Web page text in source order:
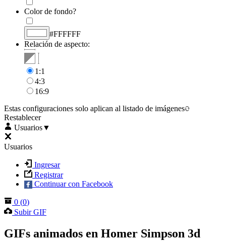
Color de fondo?
#FFFFFF
Relación de aspecto:
1:1
4:3
16:9
Estas configuraciones solo aplican al listado de imágenes
Restablecer
Usuarios▼
Usuarios
Ingresar
Registrar
Continuar con Facebook
0 (0)
Subir GIF
GIFs animados en Homer Simpson 3d